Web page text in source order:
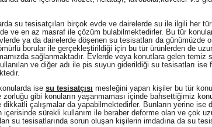
su tesisatçıları birçok evde ve dairelerde su ile ilgili her
ve en az masraf ile çözüm bulabilmektedirler. Bu tür
ya da dairelerde döşenen su tesisatları da günümüzde
borular ile gerçekleştirildiği için bu tür ürünlerden de
sağlanmaktadır. Evlerde veya konutlara gelen temiz
ve diğer adı ile pis suyun giderildiği su tesisatları ise
ise su tesisatçısı mesleğini yapan kişiler bu tür
zorluğu gibi konuların yaşanmaması içinde bahsettiğimiz
dikkatli çalışmalar da yapabilmektedirler. Bunların yerine ise
içerisinde sürekli kullanım ile beraber deforme olan ve çok
su tesisatlarında sorun oluşan kişilerin imdadına da su